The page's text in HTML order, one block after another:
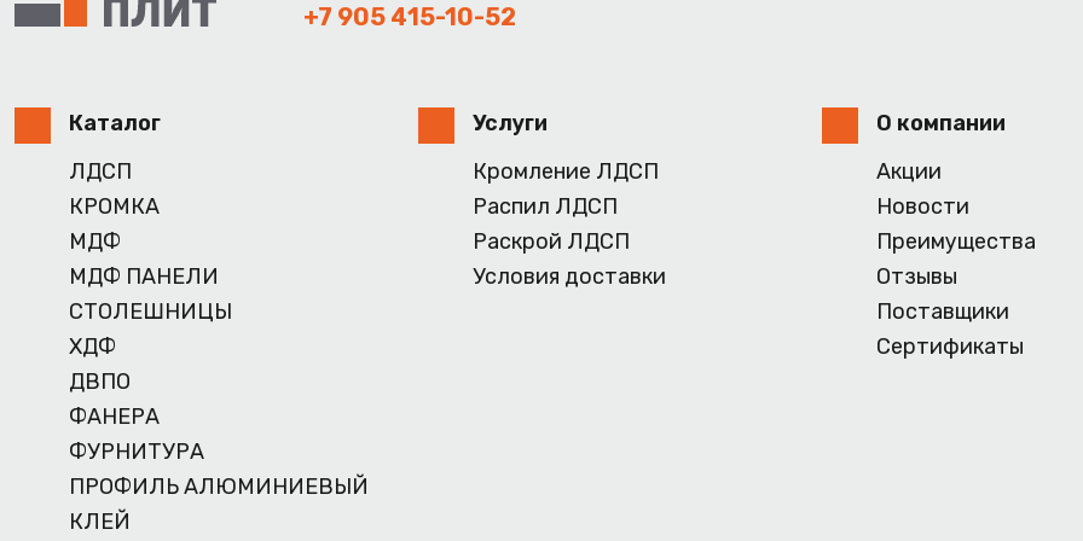
+7 905 415-10-52
Каталог
ЛДСП
КРОМКА
МДФ
МДФ ПАНЕЛИ
СТОЛЕШНИЦЫ
ХДФ
ДВПО
ФАНЕРА
ФУРНИТУРА
ПРОФИЛЬ АЛЮМИНИЕВЫЙ
КЛЕЙ
Услуги
Кромление ЛДСП
Распил ЛДСП
Раскрой ЛДСП
Условия доставки
О компании
Акции
Новости
Преимущества
Отзывы
Поставщики
Сертификаты